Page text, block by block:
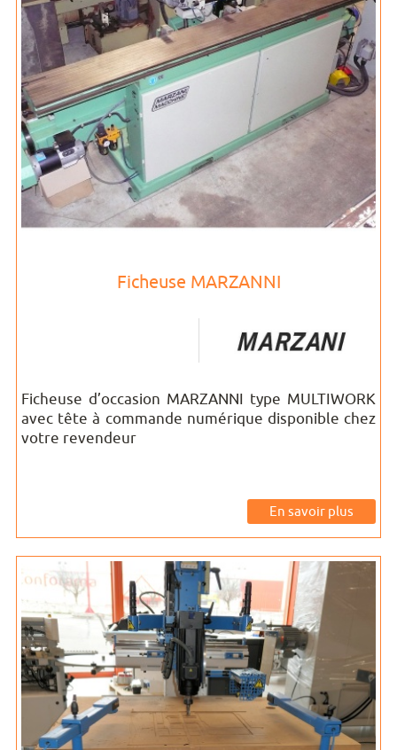
Ficheuse MARZANNI
Ficheuse d’occasion MARZANNI type MULTIWORK
avec tête à commande numérique disponible chez
votre revendeur
En savoir plus